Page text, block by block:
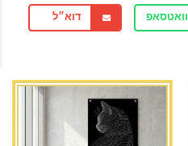
וואטסאפ דוא״ל